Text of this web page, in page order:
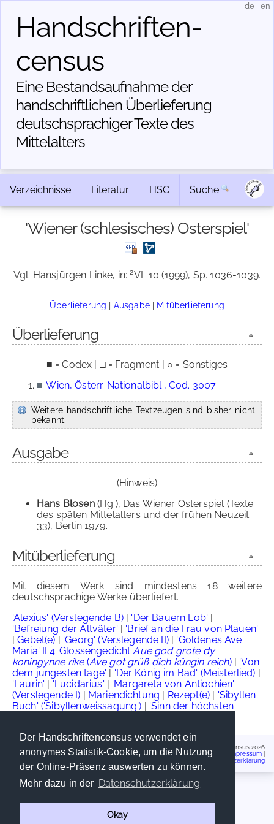
Der Handschriftencensus verwendet ein
anonymes Statistik-Cookie, um die Nutzung
der Online-Präsenz auswerten zu können.
Mehr dazu in der Datenschutzerklärung
Okay
Handschriften­
census
Eine Bestandsaufnahme der
handschriftlichen Über­lieferung
deutschsprachiger Texte des
Mittelalters
de en
Verzeichnisse Literatur HSC Suche
'Wiener (schlesisches) Osterspiel'
Vgl. Hansjürgen Linke, in:2VL 10 (1999), Sp. 1036-1039.
Überlieferung | Ausgabe| Mitüberlieferung
Überlieferung
■ = Codex | □ = Fragment | ○ = Sonstiges
■ Wien, Österr. Nationalbibl., Cod. 3007
Weitere handschriftliche Textzeugen sind bisher nicht
bekannt.
Ausgabe
(Hinweis)
Hans Blosen (Hg.), Das Wiener Osterspiel (Texte
des späten Mittelalters und der frühen Neuzeit
33), Berlin 1979.
Mitüberlieferung
Mit diesem Werk sind mindestens 18 weitere
deutschsprachige Werke überliefert.
'Alexius' (Verslegende B) | 'Der Bauern Lob' |
'Befreiung der Altväter' | 'Brief an die Frau von Plauen'
|Gebet(e) | 'Georg' (Verslegende II)| 'Goldenes Ave
Maria' II.4: GlossengedichtAue god grote dy
koningynne rike (Ave got grüß dich küngin reich)| 'Von
dem jungesten tage' | 'Der König im Bad' (Meisterlied) |
'Laurin' | 'Lucidarius' | 'Margareta von Antiochien'
(Verslegende I) | Mariendichtung | Rezept(e) | 'Sibyllen
Buch' ('Sibyllenweissagung') | 'Sinn der höchsten
Handschriftencensus 2026
Impressum
Datenschutzerklärung